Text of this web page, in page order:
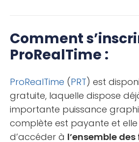
Comment
ProRealTime :
ProRealTime (PRT) est
gratuite, laquelle dispose
importante puissance
complète est payante et
d’accéder à l’ensemble